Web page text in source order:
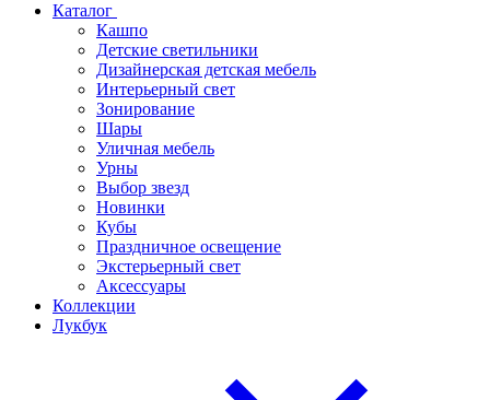
Каталог
Кашпо
Детские светильники
Дизайнерская детская мебель
Интерьерный свет
Зонирование
Шары
Уличная мебель
Урны
Выбор звезд
Новинки
Кубы
Праздничное освещение
Экстерьерный свет
Аксессуары
Коллекции
Лукбук